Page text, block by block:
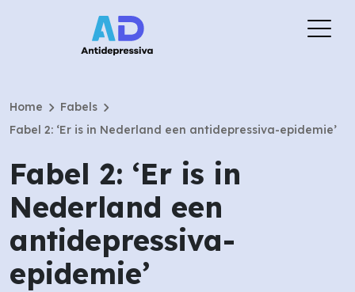
Home chevron_right Fabels chevron_right
Fabel 2: ‘Er is in Nederland een antidepressiva-epidemie’
Fabel 2: ‘Er is in
Nederland een
antidepressiva-
epidemie’